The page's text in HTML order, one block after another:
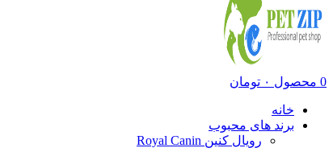
0 محصول ۰ تومان
خانه
برند های محبوب
رویال کنین Royal Canin